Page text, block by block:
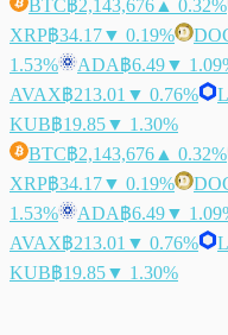
BTC฿2,143,676 ▲ 0.32%
XRP฿34.17▼ 0.19%
1.53%
ADA฿6.49▼
AVAX฿213.01 ▼ 0.76%
KUB฿19.85▼ 1.30%
BTC฿2,143,676 ▲ 0.32%
XRP฿34.17▼ 0.19%
1.53%
ADA฿6.49▼
AVAX฿213.01 ▼ 0.76%
KUB฿19.85▼ 1.30%